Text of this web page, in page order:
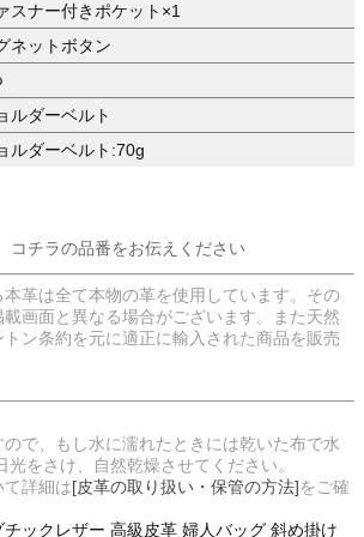
スナー付きポケット×1
ネットボタン
ルダーベルト
ルダーベルト:70g
コチラの品番をお伝えください
革は全て本物の革を使用しています。その
画面と異なる場合がございます。また天然
ン条約を元に適正に輸入された商品を販売
で、もし水に濡れたときには乾いた布で水
をさけ、自然乾燥させてください。
詳細は[皮革の取り扱い・保管の方法]をご確
ックレザー 高級皮革 婦人バッグ 斜め掛け